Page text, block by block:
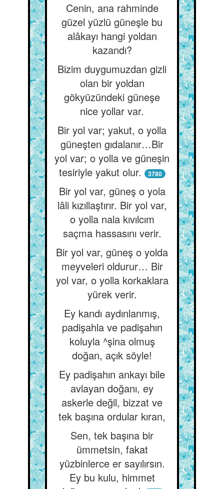
Cenin, ana rahminde
güzel yüzlü güneşle bu
alâkayı hangi yoldan
kazandı?
Bizim duygumuzdan gizli
olan bir yoldan
gökyüzündeki güneşe
nice yollar var.
Bir yol var; yakut, o yolla
güneşten gıdalanır…Bir
yol var; o yolla ve güneşin
tesiriyle yakut olur.
3780
Bir yol var, güneş o yola
lâli kızıllaştırır. Bir yol var,
o yolla nala kıvılcım
saçma hassasını verir.
Bir yol var, güneş o yolda
meyveleri oldurur… Bir
yol var, o yolla korkaklara
yürek verir.
Ey kandı aydınlanmış,
padişahla ve padişahın
koluyla ^şina olmuş
doğan, açık söyle!
Ey padişahın ankayı bile
avlayan doğanı, ey
askerle değil, bizzat ve
tek başına ordular kıran,
Sen, tek başına bir
ümmetsin, fakat
yüzbinlerce er sayılırsın.
Ey bu kulu, himmet